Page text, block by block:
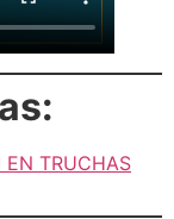
EN TRUCHAS